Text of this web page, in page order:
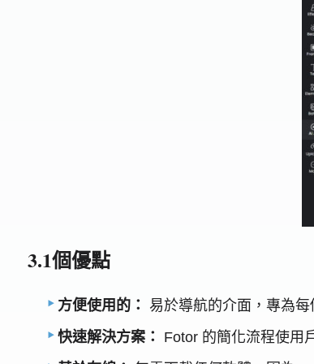
3.1個優點
方便使用的：
易於導航的介面，專為
快速解決方案：
Fotor 的簡化流程使用